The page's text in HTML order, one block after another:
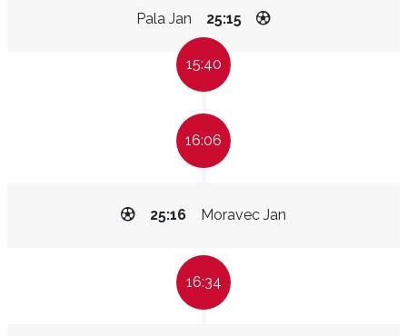
Pala Jan 25:15
15:40
16:06
Moravec Jan
25:16
16:34